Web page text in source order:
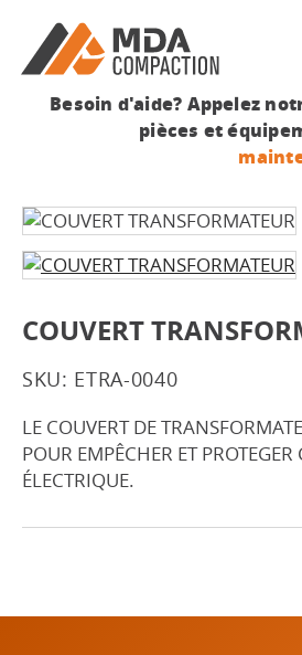
Besoin d'aide? Appelez
pièces et
COUVERT
SKU: ETRA-0040
LE COUVERT DE
POUR EMPÊCHER ET
ÉLECTRIQUE.